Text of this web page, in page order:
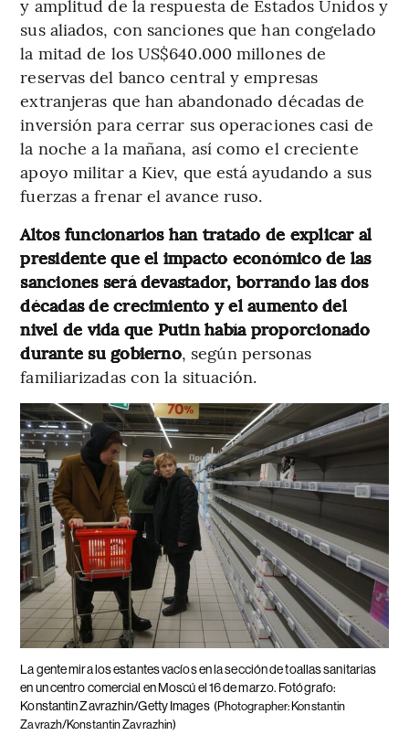
y amplitud de la respuesta de Estados Unidos y
sus aliados, con sanciones que han congelado
la mitad de los US$640.000 millones de
reservas del banco central y empresas
extranjeras que han abandonado décadas de
inversión para cerrar sus operaciones casi de
la noche a la mañana, así como el creciente
apoyo militar a Kiev, que está ayudando a sus
fuerzas a frenar el avance ruso.
Altos funcionarios han tratado de explicar al
presidente que el impacto económico de las
sanciones será devastador, borrando las dos
décadas de crecimiento y el aumento del
nivel de vida que Putin había proporcionado
durante su gobierno, según personas
familiarizadas con la situación.
La gente mira los estantes vacíos en la sección de toallas sanitarias
en un centro comercial en Moscú el 16 de marzo. Fotógrafo:
Konstantin Zavrazhin/Getty Images (Photographer: Konstantin
Zavrazh/Konstantin Zavrazhin)